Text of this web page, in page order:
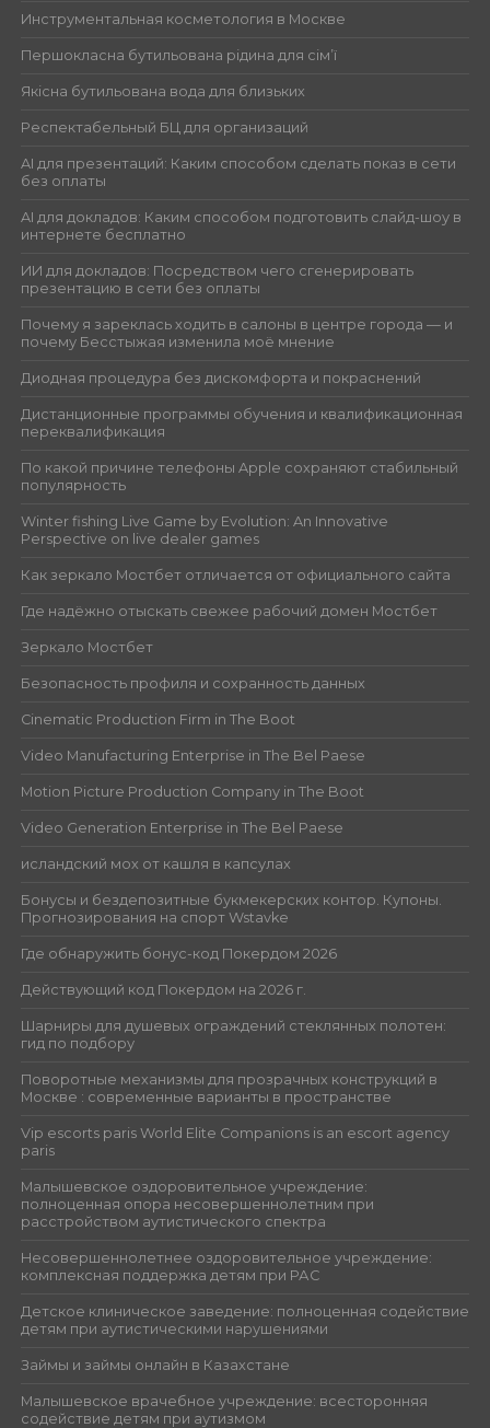
Инструментальная косметология в Москве
Першокласна бутильована рідина для сім’ї
Якісна бутильована вода для близьких
Респектабельный БЦ для организаций
AI для презентаций: Каким способом сделать показ в сети
без оплаты
AI для докладов: Каким способом подготовить слайд-шоу в
интернете бесплатно
ИИ для докладов: Посредством чего сгенерировать
презентацию в сети без оплаты
Почему я зареклась ходить в салоны в центре города — и
почему Бесстыжая изменила моё мнение
Диодная процедура без дискомфорта и покраснений
Дистанционные программы обучения и квалификационная
переквалификация
По какой причине телефоны Apple сохраняют стабильный
популярность
Winter fishing Live Game by Evolution: An Innovative
Perspective on live dealer games
Как зеркало Мостбет отличается от официального сайта
Где надёжно отыскать свежее рабочий домен Мостбет
Зеркало Мостбет
Безопасность профиля и сохранность данных
Cinematic Production Firm in The Boot
Video Manufacturing Enterprise in The Bel Paese
Motion Picture Production Company in The Boot
Video Generation Enterprise in The Bel Paese
исландский мох от кашля в капсулах
Бонусы и бездепозитные букмекерских контор. Купоны.
Прогнозирования на спорт Wstavke
Где обнаружить бонус-код Покердом 2026
Действующий код Покердом на 2026 г.
Шарниры для душевых ограждений стеклянных полотен:
гид по подбору
Поворотные механизмы для прозрачных конструкций в
Москве : современные варианты в пространстве
Vip escorts paris World Elite Companions is an escort agency
paris
Малышевское оздоровительное учреждение:
полноценная опора несовершеннолетним при
расстройством аутистического спектра
Несовершеннолетнее оздоровительное учреждение:
комплексная поддержка детям при РАС
Детское клиническое заведение: полноценная содействие
детям при аутистическими нарушениями
Займы и займы онлайн в Казахстане
Малышевское врачебное учреждение: всесторонняя
содействие детям при аутизмом